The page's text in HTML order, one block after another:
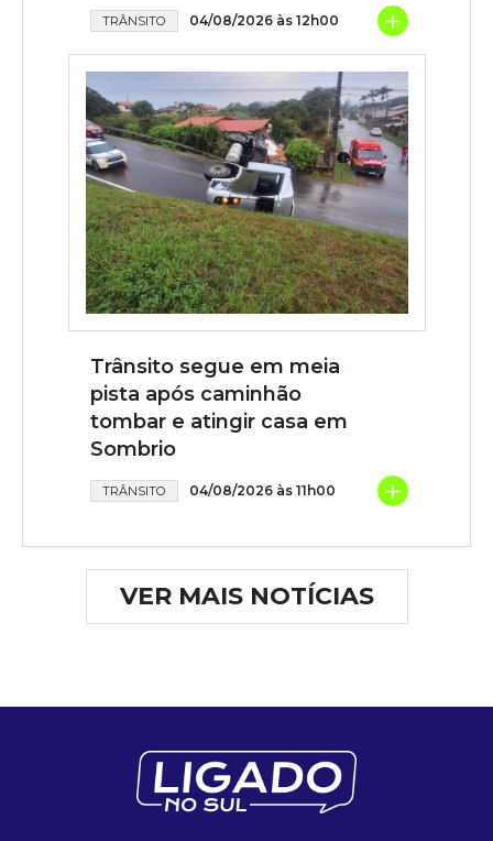
TRÂNSITO 04/08/2026 às 12h00 +
Trânsito segue em meia
pista após caminhão
tombar e atingir casa em
Sombrio
TRÂNSITO 04/08/2026 às 11h00 +
VER MAIS NOTÍCIAS